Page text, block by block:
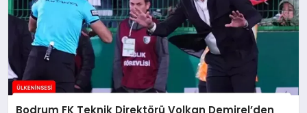
Bodrum FK Teknik Direktörü Volkan Demirel’den